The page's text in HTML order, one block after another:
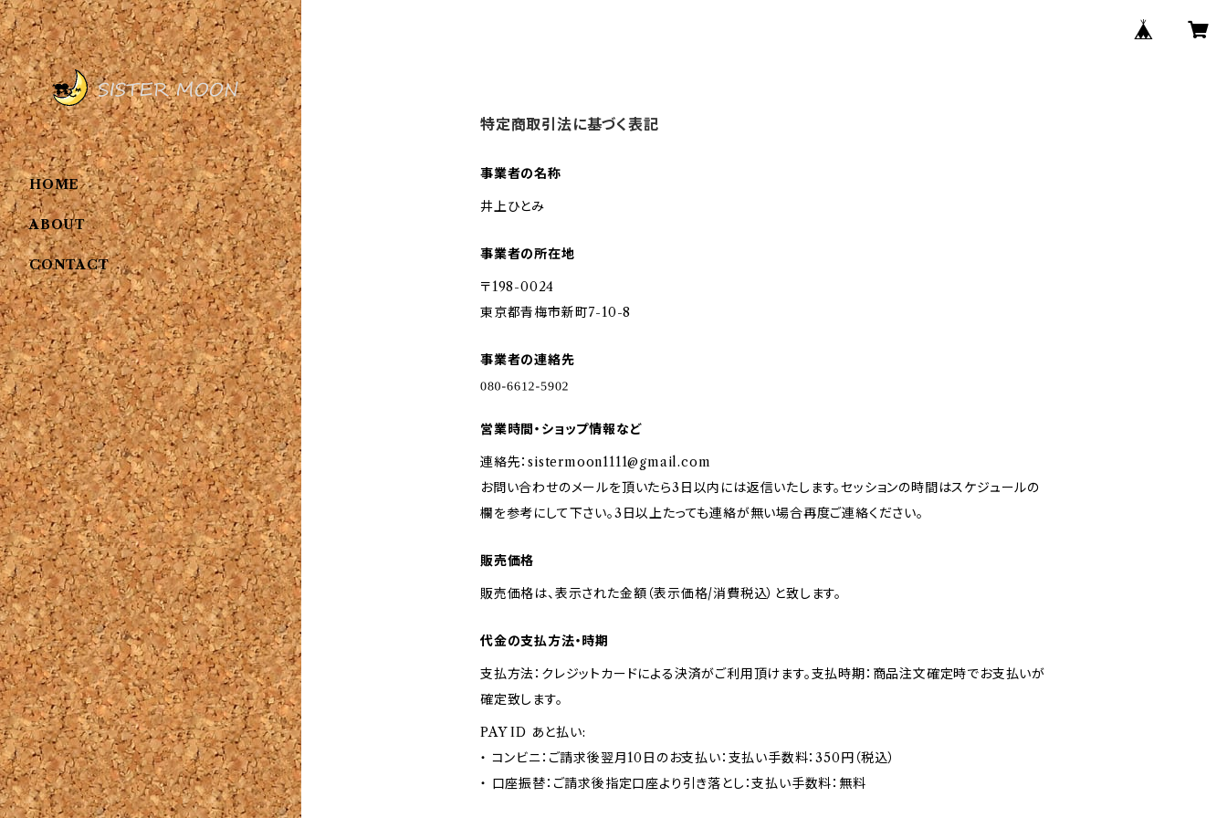
特定商取引法に基づく表記
事業者の名称
井上ひとみ
事業者の所在地
〒198-0024
東京都青梅市新町7-10-8
事業者の連絡先
営業時間・ショップ情報など
連絡先：sistermoon1111@gmail.com
お問い合わせのメールを頂いたら3日以内には返信いたします。セッションの時間はスケジュールの
欄を参考にして下さい。3日以上たっても連絡が無い場合再度ご連絡ください。
販売価格
販売価格は、表示された金額（表示価格/消費税込）と致します。
代金の支払方法・時期
支払方法：クレジットカードによる決済がご利用頂けます。支払時期：商品注文確定時でお支払いが
確定致します。
PAY ID あと払い:
・ コンビニ：ご請求後翌月10日のお支払い：支払い手数料：350円（税込）
・ 口座振替：ご請求後指定口座より引き落とし：支払い手数料：無料
HOME
ABOUT
CONTACT